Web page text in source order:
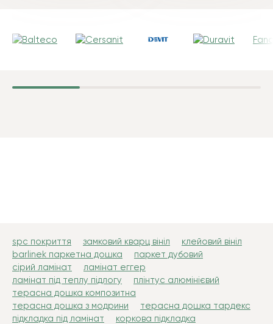
spc покриття замковий кварц вініл
клейовий вініл
barlinek паркетна дошка
паркет дубовий
сірий ламінат
ламінат еггер
ламінат під теплу підлогу
плінтус алюмінієвий
терасна дошка композитна
терасна дошка з модрини
терасна дошка тардекс
підкладка під ламінат
коркова підкладка